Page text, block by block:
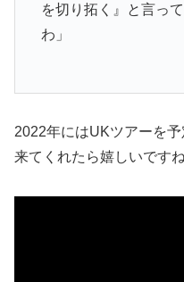
を切り拓く』と言っ
わ」
2022年にはUKツアーを
来てくれたら嬉しいですね